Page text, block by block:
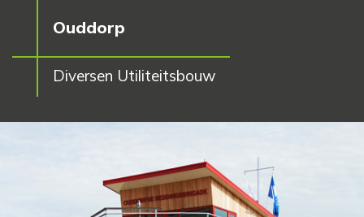
Ouddorp
Diversen Utiliteitsbouw